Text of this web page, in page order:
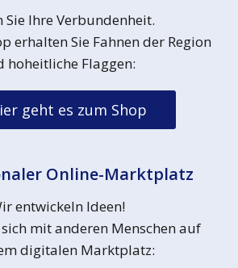
Sie Ihre Verbundenheit.
erhalten Sie Fahnen der Region
hoheitliche Flaggen:
geht es zum Shop
Online-Marktplatz
entwickeln Ideen!
sich mit anderen Menschen auf
digitalen Marktplatz: